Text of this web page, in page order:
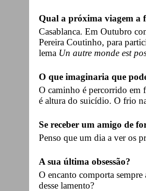
Qual a próxima viagem a
Casablanca. Em Outubro
Pereira Coutinho, para
lema Un autre monde est
O que imaginaria que
O caminho é percorrido em
é altura do suicídio. O frio
Se receber um amigo de
Penso que um dia a ver os
A sua última obsessão?
O encanto comporta
desse lamento?